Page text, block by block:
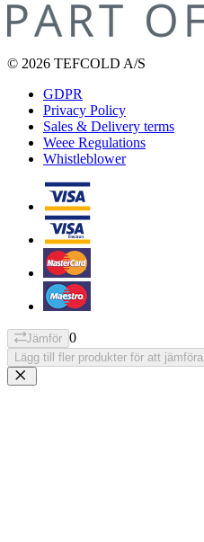
© 2026 TEFCOLD A/S
GDPR
Privacy Policy
Sales & Delivery terms
Weee Regulations
Whistleblower
Jämför 0
Lägg till fler produkter för att jämföra